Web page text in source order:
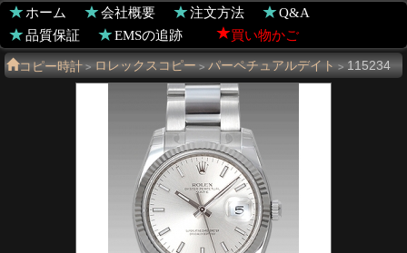
ホーム 会社概要 注文方法
Q&A
品質保証
EMSの追跡 買い物かご
コピー時計 > ロレックスコピー > パーペチュアルデイト > 115234